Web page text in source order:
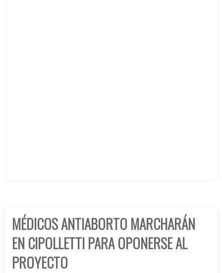
MÉDICOS ANTIABORTO MARCHARÁN
EN CIPOLLETTI PARA OPONERSE AL
PROYECTO